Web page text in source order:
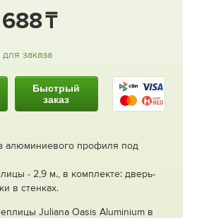
688
заказа
Быстрый
заказ
алюминиевого профиля под
- 2,9 м., в комплекте: дверь-
в стенках.
Juliana Oasis Aluminium в